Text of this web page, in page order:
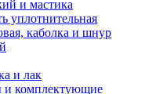
и мастика
уплотнительная
каболка и шнур
и лак
и комплектующие